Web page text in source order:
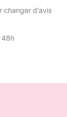
changer d'avis
48h